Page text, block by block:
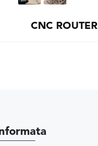
CNC ROUTER